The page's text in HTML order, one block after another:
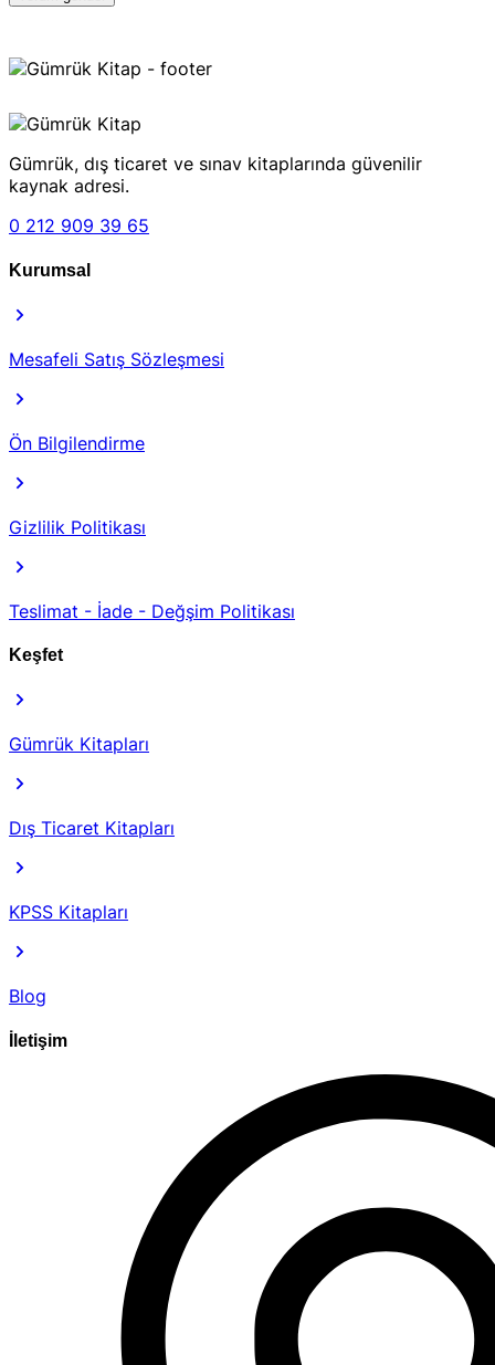
Gümrük, dış ticaret ve sınav kitaplarında güvenilir
kaynak adresi.
0 212 909 39 65
Kurumsal
Mesafeli Satış Sözleşmesi
Ön Bilgilendirme
Gizlilik Politikası
Teslimat - İade - Değşim Politikası
Keşfet
Gümrük Kitapları
Dış Ticaret Kitapları
KPSS Kitapları
Blog
İletişim